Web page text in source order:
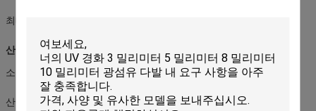
최대 입력 현재: 10A
산출 특성
소켓 기준: IEC320 C13
산출 양: 6